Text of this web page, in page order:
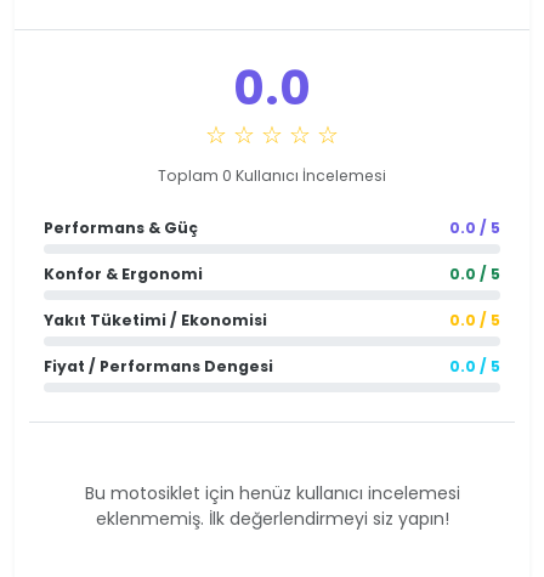
0.0
☆ ☆ ☆ ☆ ☆
Toplam 0 Kullanıcı İncelemesi
Performans & Güç 0.0 / 5
Konfor & Ergonomi 0.0 / 5
Yakıt Tüketimi / Ekonomisi 0.0 / 5
Fiyat / Performans Dengesi 0.0 / 5
Bu motosiklet için henüz kullanıcı incelemesi
eklenmemiş. İlk değerlendirmeyi siz yapın!